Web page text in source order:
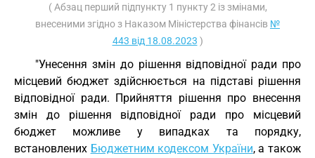
( Абзац перший підпункту 1 пункту 2 із змінами,
внесеними згідно з Наказом Міністерства фінансів №
443 від 18.08.2023 )
"Унесення змін до рішення відповідної ради про
місцевий бюджет здійснюється на підставі рішення
відповідної ради. Прийняття рішення про внесення
змін до рішення відповідної ради про місцевий
бюджет можливе у випадках та порядку,
встановлених Бюджетним кодексом України, а також